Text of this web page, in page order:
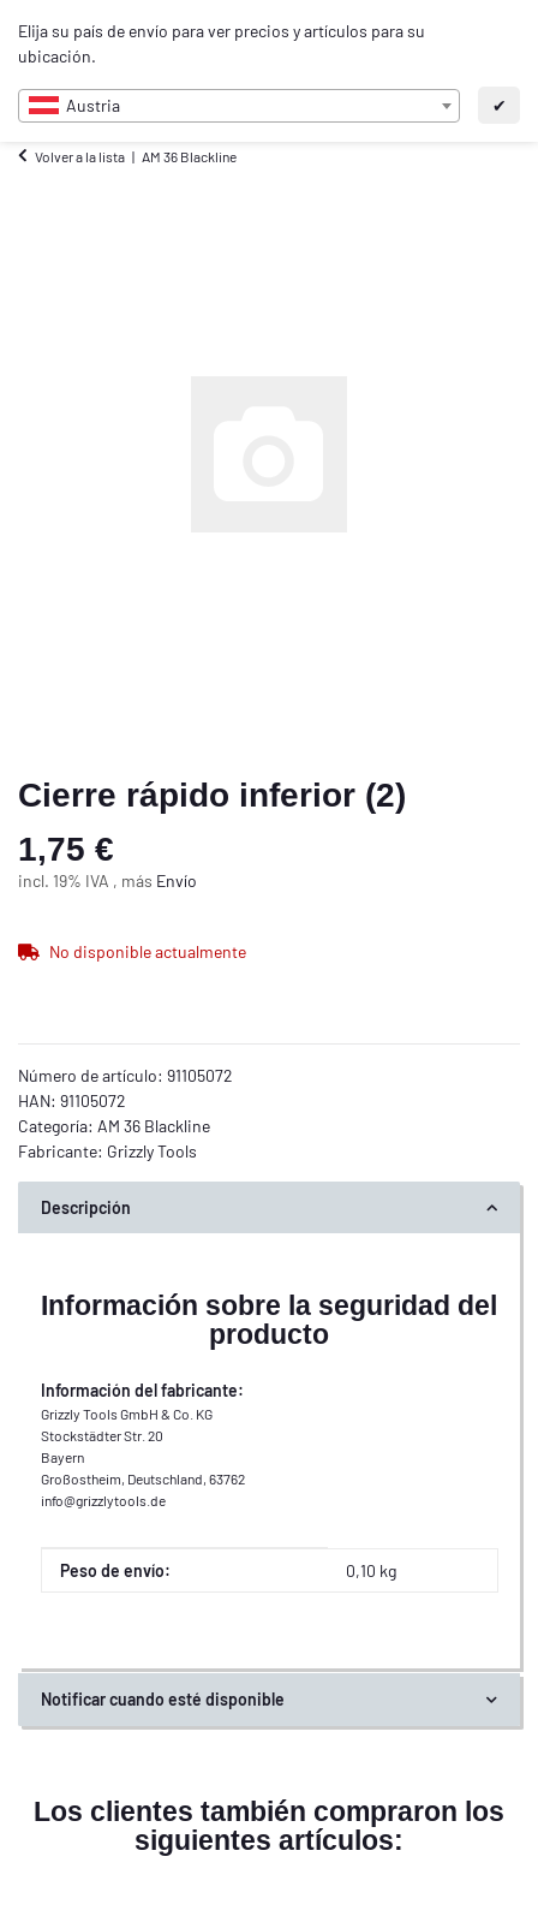
Elija su país de envío para ver precios y artículos para su
ubicación.
Austria ✔
ES
Volver a la lista AM 36 Blackline
Cierre rápido inferior (2)
1,75 €
incl. 19% IVA , más Envío
No disponible actualmente
Número de artículo: 91105072
HAN: 91105072
Categoría: AM 36 Blackline
Fabricante: Grizzly Tools
Descripción
Información sobre la seguridad del
producto
Información del fabricante:
Grizzly Tools GmbH & Co. KG
Stockstädter Str. 20
Bayern
Großostheim, Deutschland, 63762
info@grizzlytools.de
Propiedad del producto
Valor
Peso de envío: 0,10 kg
Notificar cuando esté disponible
Los clientes también compraron los
siguientes artículos: